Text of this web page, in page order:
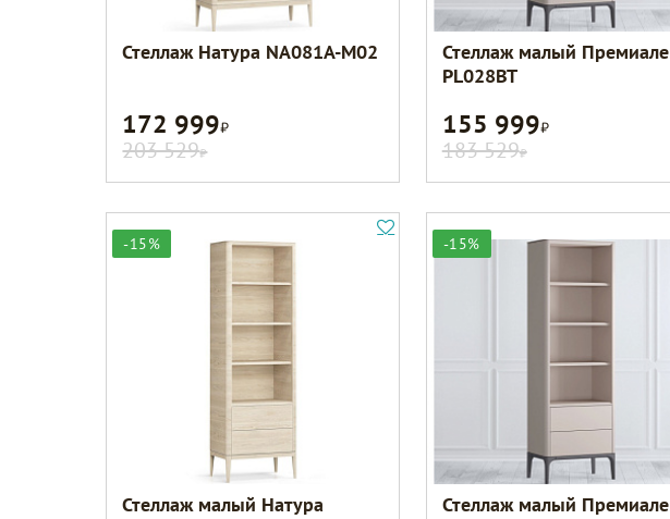
Стеллаж Натура NA081A-M02
172 999Р
203 529Р
Стеллаж малый Премиале
PL028BT
155 999Р
183 529Р
-15%
Стеллаж малый Натура
-15%
Стеллаж малый Премиале